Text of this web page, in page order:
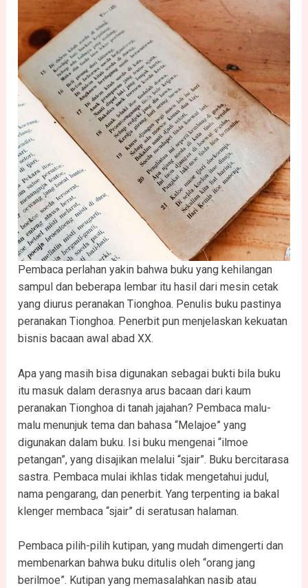
Pembaca perlahan yakin bahwa buku yang kehilangan
sampul dan beberapa lembar itu hasil dari mesin cetak
yang diurus peranakan Tionghoa. Penulis buku pastinya
peranakan Tionghoa. Penerbit pun menjelaskan kekuatan
bisnis bacaan awal abad XX.
Apa yang masih bisa digunakan sebagai bukti bila buku
itu masuk dalam derasnya arus bacaan dari kaum
peranakan Tionghoa di tanah jajahan? Pembaca malu-
malu menunjuk tema dan bahasa “Melajoe” yang
digunakan dalam buku. Isi buku mengenai “ilmoe
petangan”, yang disajikan melalui “sjair”. Buku bercitarasa
sastra. Pembaca mulai ikhlas tidak mengetahui judul,
nama pengarang, dan penerbit. Yang terpenting ia bakal
klenger membaca “sjair” di seratusan halaman.
Pembaca pilih-pilih kutipan, yang mudah dimengerti dan
membenarkan bahwa buku ditulis oleh “orang jang
berilmoe”. Kutipan yang memasalahkan nasib atau